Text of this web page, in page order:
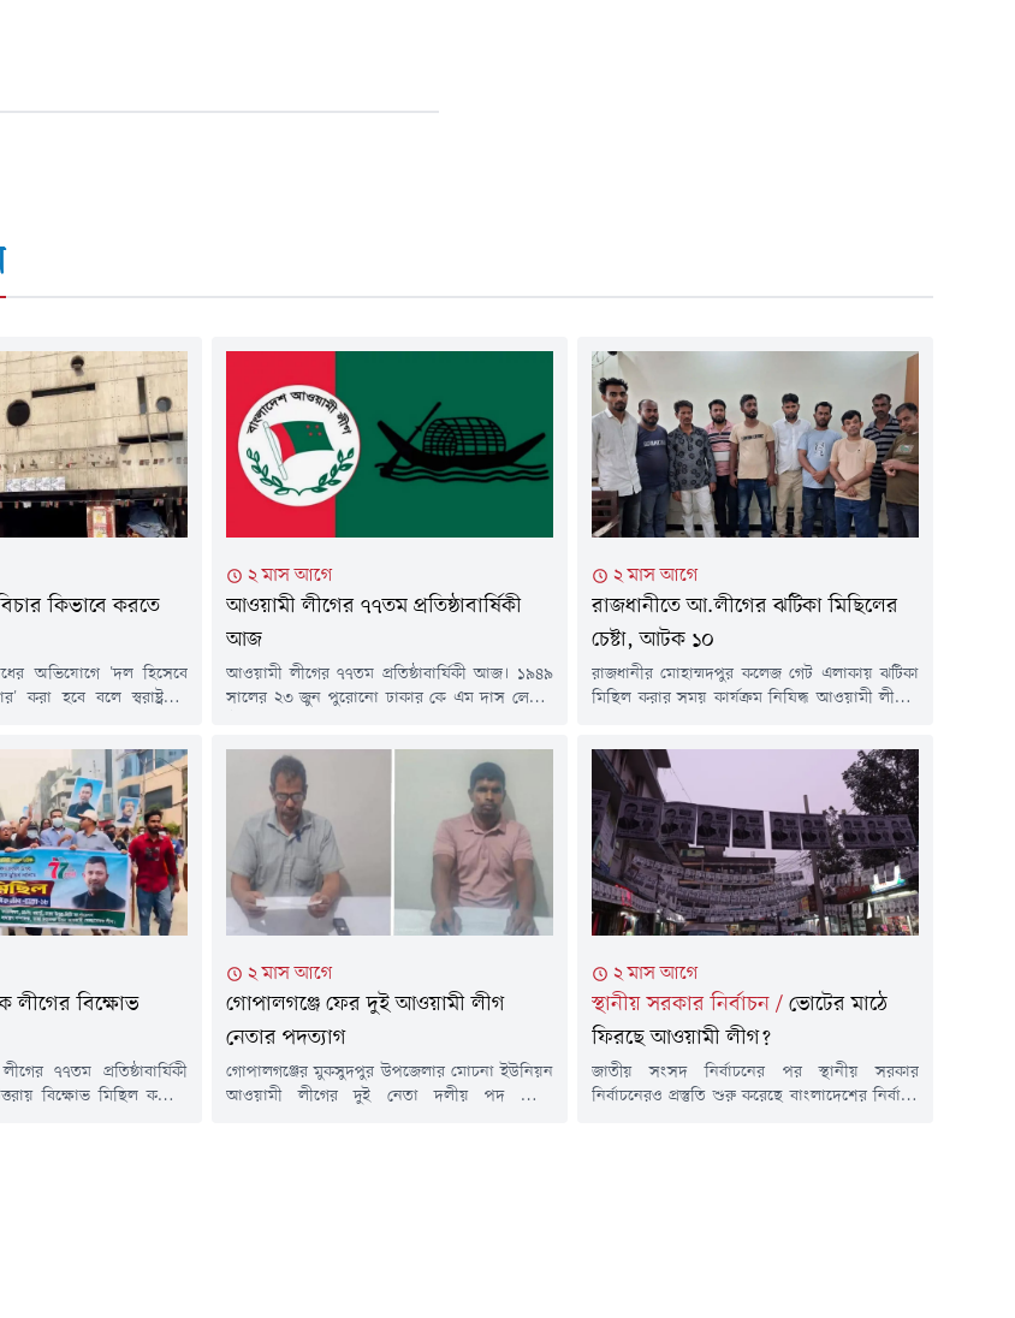
কিভাবে করতে
অভিযোগে 'দল হিসেবে
হবে বলে স্বরাষ্ট্রমন্ত্রী
জন্ম দিয়েছে। 'জুলাই
এবং 'আমরা জুলাই
জাতীয় সম্মেলন-২০২৬'-এ
আইন ও আন্তর্জাতিক
রাজনৈতিক দলের বিচার
২ মাস আগে
আওয়ামী লীগের ৭৭তম প্রতিষ্ঠাবার্ষিকী
আজ
আওয়ামী লীগের ৭৭তম প্রতিষ্ঠাবার্ষিকী আজ। ১৯৪৯
সালের ২৩ জুন পুরোনো ঢাকার কে এম দাস লেনের
প্রথম প্রধান বিরোধী দল হিসেবে পূর্ব পাকিস্তান
আওয়ামী মুসলিম লীগ প্রতিষ্ঠা লাভ করে।প্রথম
কাউন্সিলে মওলানা আব্দুল হামিদ খান ভাসানী এবং
শামসুল হককে দলের যথাক্রমে সভাপতি ও সাধারণ
সম্পাদক নির্বাচিত করা...
২ মাস আগে
রাজধানীতে আ.লীগের ঝটিকা মিছিলের
চেষ্টা, আটক ১০
রাজধানীর মোহাম্মদপুর কলেজ গেট এলাকায় ঝটিকা
মিছিল করার সময় কার্যক্রম নিষিদ্ধ আওয়ামী লীগের
(২১ জুন) সকালে তাদেরকে আটক করে মোহাম্মদপুর
থানা পুলিশ। পুলিশ জানায়, আজ সকালে কলেজগেট
এলাকায় নিষিদ্ধ আওয়ামী লীগ ও এর অঙ্গ-সংগঠনের
নেতা কর্মীরা মিছিল বের করলে সেখানে কর্তব্যরত
পুলিশ তাদের...
লীগের বিক্ষোভ
৭৭তম প্রতিষ্ঠাবার্ষিকী
বিক্ষোভ মিছিল করেছে
২ মাস আগে
গোপালগঞ্জে ফের দুই আওয়ামী লীগ
নেতার পদত্যাগ
গোপালগঞ্জের মুকসুদপুর উপজেলার মোচনা ইউনিয়ন
আওয়ামী লীগের দুই নেতা দলীয় পদ থেকে
২ মাস আগে
স্থানীয় সরকার নির্বাচন / ভোটের মাঠে
ফিরছে আওয়ামী লীগ?
জাতীয় সংসদ নির্বাচনের পর স্থানীয় সরকার
নির্বাচনেরও প্রস্তুতি শুরু করেছে বাংলাদেশের নির্বাচন